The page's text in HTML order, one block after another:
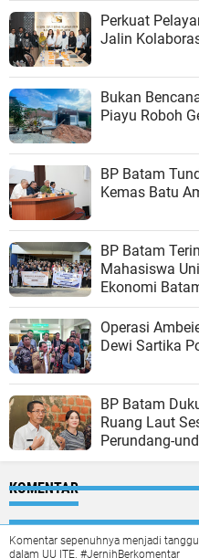
Perkuat
Jalin
Bukan
Piayu Roboh
BP Batam
Kemas Batu
BP Batam
Mahasiswa
Ekonomi
Operasi
Dewi Sartika
BP Batam
Ruang Laut
Perundang-
KOMENTAR
Komentar sepenuhnya menjadi
dalam UU ITE. #JernihBerkomentar